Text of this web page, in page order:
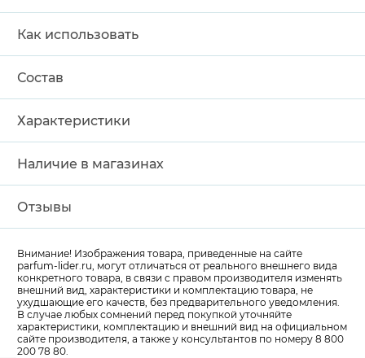
Как использовать
Состав
Характеристики
Наличие в магазинах
Отзывы
Внимание! Изображения товара, приведенные на сайте
parfum-lider.ru, могут отличаться от реального внешнего вида
конкретного товара, в связи с правом производителя изменять
внешний вид, характеристики и комплектацию товара, не
ухудшающие его качеств, без предварительного уведомления.
В случае любых сомнений перед покупкой уточняйте
характеристики, комплектацию и внешний вид на официальном
сайте производителя, а также у консультантов по номеру 8 800
200 78 80.